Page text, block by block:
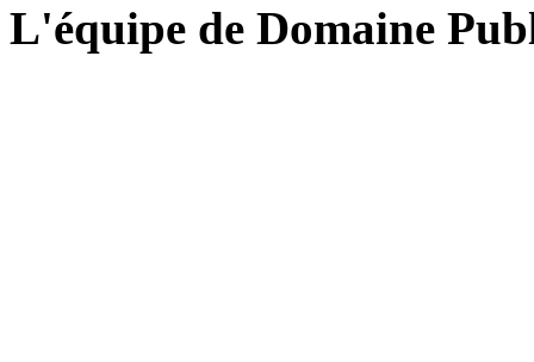
L'équipe de Domaine